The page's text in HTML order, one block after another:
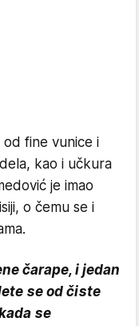
od fine vunice i
kao i učkura
je imao
o čemu se i
čarape, i jedan
se od čiste
se